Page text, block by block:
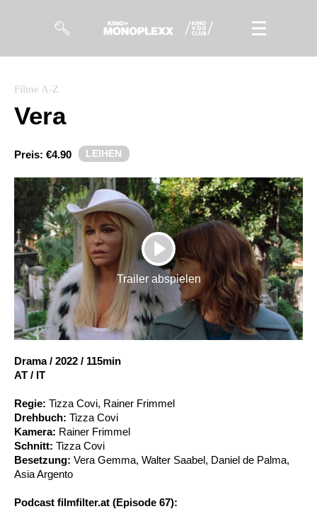
Kuratierungen
So geht’s
Filmpakete
Gutscheine
& Filmpässe
Account
Filme A-Z
Vera
Preis: €4.90 LEIHEN
PLAY
Trailer abspielen
Drama / 2022 / 115min
AT / IT
Regie: Tizza Covi, Rainer Frimmel
Drehbuch: Tizza Covi
Kamera: Rainer Frimmel
Schnitt: Tizza Covi
Besetzung: Vera Gemma, Walter Saabel, Daniel de Palma,
Asia Argento
Podcast filmfilter.at (Episode 67):